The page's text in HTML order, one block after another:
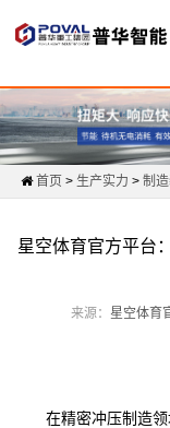
页
产
首页 > 生产实力 > 制
星空体育官方平台
来源： 星空体育
在精密冲压制造领